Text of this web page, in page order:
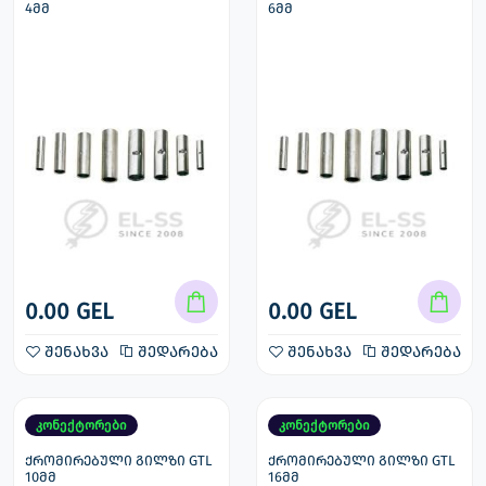
4მმ
0.00 GEL
შენახვა შედარება
6მმ
0.00 GEL
შენახვა შედარება
კონექტორები
ქრომირებული გილზი GTL
10მმ
კონექტორები
ქრომირებული გილზი GTL
16მმ